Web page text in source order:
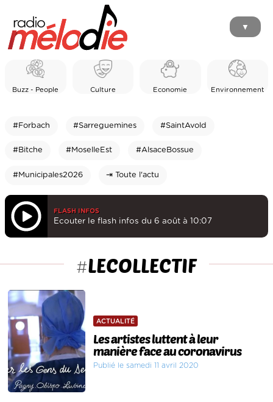
▼
Buzz - People Culture Economie Environnement
#Forbach #Sarreguemines #SaintAvold
#Bitche #MoselleEst #AlsaceBossue
#Municipales2026 ⇥ Toute l'actu
FLASH INFOS
Ecouter le flash infos du 6 août à 10:07
#LECOLLECTIF
ACTUALITÉ
Les artistes luttent à leur
manière face au coronavirus
Publié le samedi 11 avril 2020